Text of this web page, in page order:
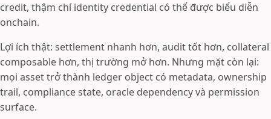
credit, thậm chí identity credential có thể được biểu diễn
onchain.
Lợi ích thật: settlement nhanh hơn, audit tốt hơn, collateral
composable hơn, thị trường mở hơn. Nhưng mặt còn lại:
mọi asset trở thành ledger object có metadata, ownership
trail, compliance state, oracle dependency và permission
surface.